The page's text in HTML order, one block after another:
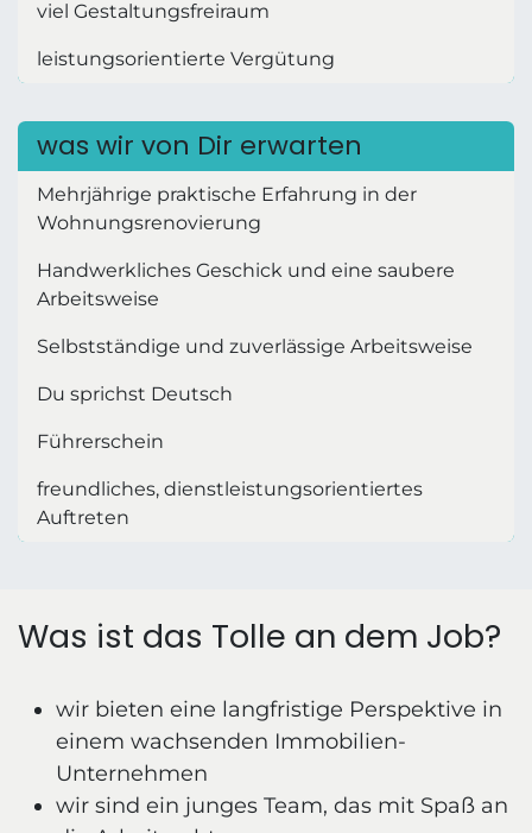
viel Gestaltungsfreiraum
leistungsorientierte Vergütung
was wir von Dir erwarten
Mehrjährige praktische Erfahrung in der
Wohnungsrenovierung
Handwerkliches Geschick und eine saubere
Arbeitsweise
Selbstständige und zuverlässige Arbeitsweise
Du sprichst Deutsch
Führerschein
freundliches, dienstleistungsorientiertes
Auftreten
Was ist das Tolle an dem Job?
wir bieten eine langfristige Perspektive in
einem wachsenden Immobilien-
Unternehmen
wir sind ein junges Team, das mit Spaß an